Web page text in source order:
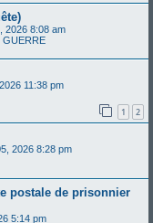
2026 8:08 am
GUERRE
11:38 pm
1 2
2026 8:28 pm
postale de prisonnier
5:14 pm